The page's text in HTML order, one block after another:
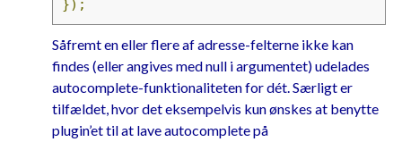
});
Såfremt en eller flere af adresse-felterne ikke kan
findes (eller angives med null i argumentet) udelades
autocomplete-funktionaliteten for dét. Særligt er
tilfældet, hvor det eksempelvis kun ønskes at benytte
plugin’et til at lave autocomplete på